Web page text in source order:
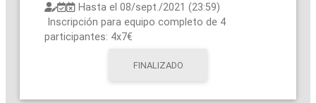
Hasta el 08/sept./2021 (23:59)
Inscripción para equipo completo de 4
participantes: 4x7€
FINALIZADO